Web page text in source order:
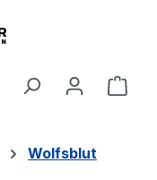
Wolfsblut